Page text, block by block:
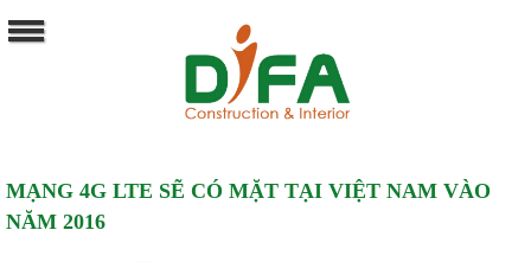
MẠNG 4G LTE SẼ CÓ MẶT TẠI VIỆT NAM VÀO
NĂM 2016